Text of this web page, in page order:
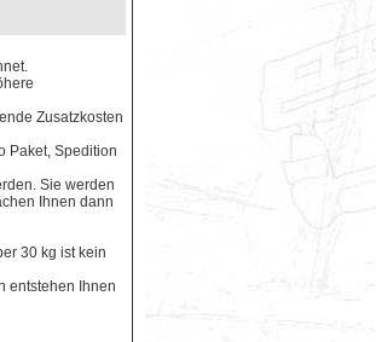
Zusatzkosten
Paket, Spedition
Sie werden
Ihnen dann
30 kg ist kein
entstehen Ihnen